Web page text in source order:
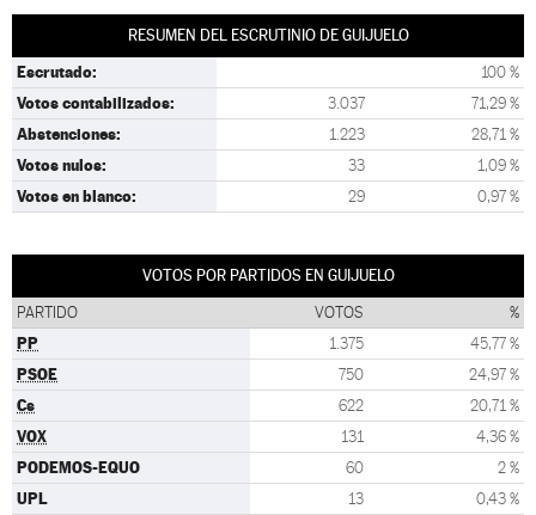
RESUMEN DEL ESCRUTINIO DE GUIJUELO
Escrutado: 100 %
Votos contabilizados: 3.037 71,29 %
Abstenciones: 1.223 28,71 %
Votos nulos: 33 1,09 %
Votos en blanco: 29 0,97 %
VOTOS POR PARTIDOS EN GUIJUELO
PARTIDO VOTOS %
PP 1.375 45,77 %
PSOE 750 24,97 %
Cs 622 20,71 %
VOX 131 4,36 %
PODEMOS-EQUO 60 2 %
UPL 13 0,43 %